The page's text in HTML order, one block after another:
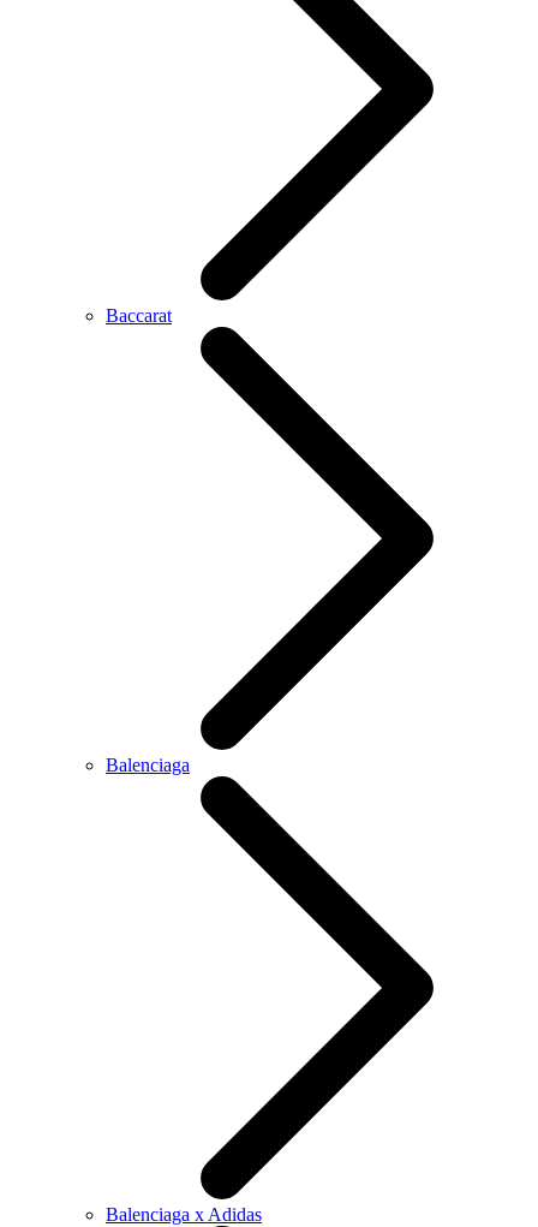
Baccarat
Balenciaga
Balenciaga x Adidas